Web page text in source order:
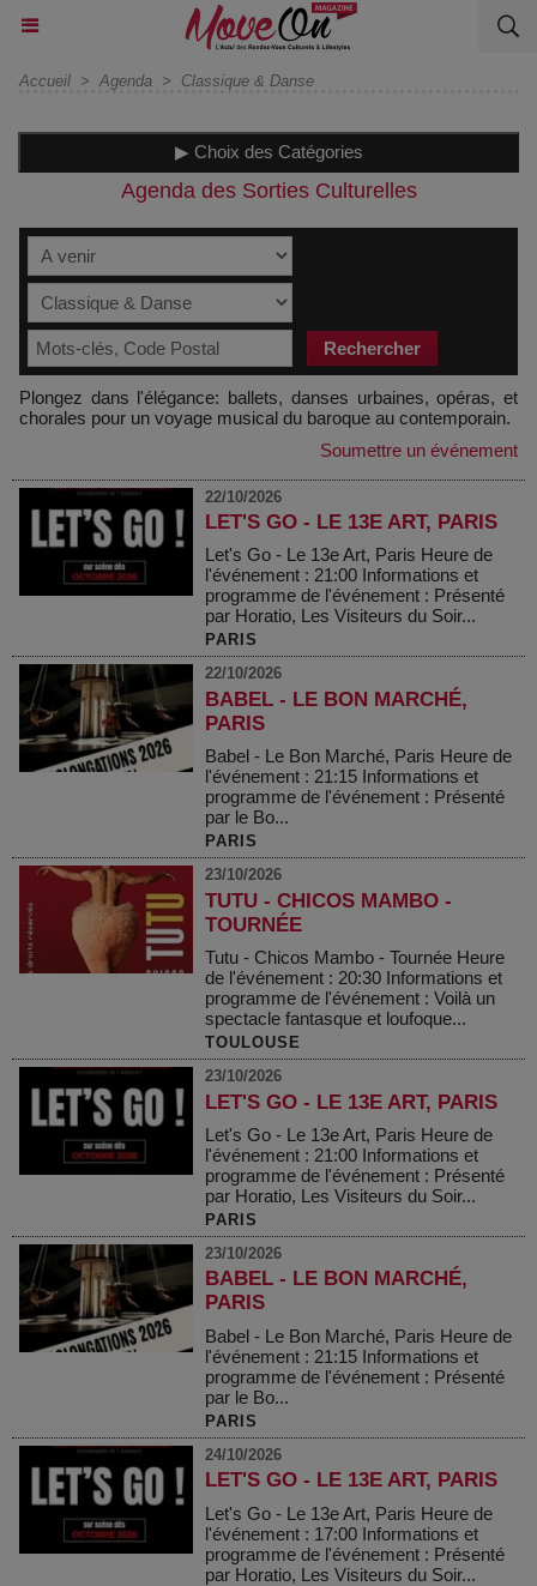
Accueil > Agenda > Classique & Danse
▶ Choix des Catégories
Agenda des Sorties Culturelles
Plongez dans l'élégance: ballets, danses urbaines, opéras, et
chorales pour un voyage musical du baroque au contemporain.
Soumettre un événement
22/10/2026
LET'S GO - LE 13E ART, PARIS
Let's Go - Le 13e Art, Paris Heure de
l'événement : 21:00 Informations et
programme de l'événement : Présenté
par Horatio, Les Visiteurs du Soir...
PARIS
22/10/2026
BABEL - LE BON MARCHÉ,
PARIS
Babel - Le Bon Marché, Paris Heure de
l'événement : 21:15 Informations et
programme de l'événement : Présenté
par le Bo...
PARIS
23/10/2026
TUTU - CHICOS MAMBO -
TOURNÉE
Tutu - Chicos Mambo - Tournée Heure
de l'événement : 20:30 Informations et
programme de l'événement : Voilà un
spectacle fantasque et loufoque...
TOULOUSE
23/10/2026
LET'S GO - LE 13E ART, PARIS
Let's Go - Le 13e Art, Paris Heure de
l'événement : 21:00 Informations et
programme de l'événement : Présenté
par Horatio, Les Visiteurs du Soir...
PARIS
23/10/2026
BABEL - LE BON MARCHÉ,
PARIS
Babel - Le Bon Marché, Paris Heure de
l'événement : 21:15 Informations et
programme de l'événement : Présenté
par le Bo...
PARIS
24/10/2026
LET'S GO - LE 13E ART, PARIS
Let's Go - Le 13e Art, Paris Heure de
l'événement : 17:00 Informations et
programme de l'événement : Présenté
par Horatio, Les Visiteurs du Soir...